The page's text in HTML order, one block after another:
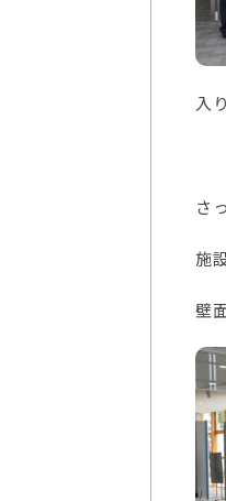
入
さ
施
壁